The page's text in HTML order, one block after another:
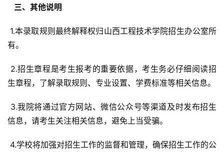
  三、其他说明
有。
生章程，了解录取规则、专业设置、学费标准等相关信息。
信息，请考生关注相关信息，避免上当受骗。